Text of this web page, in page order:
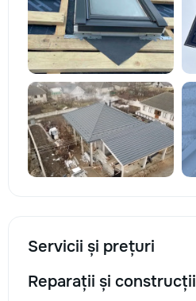
Servicii și prețuri
Reparații și construcții